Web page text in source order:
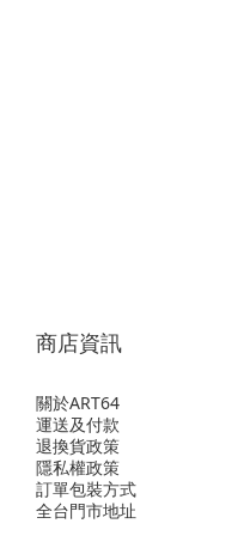
商店資訊
關於ART64
運送及付款
退換貨政策
隱私權政策
訂單包裝方式
全台門市地址